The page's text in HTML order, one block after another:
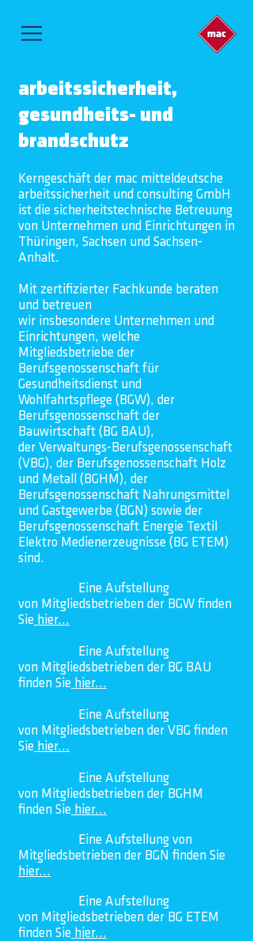
arbeitssicherheit,
gesundheits- und
brandschutz
Kerngeschäft der mac mitteldeutsche
arbeitssicherheit und consulting GmbH
ist die sicherheitstechnische Betreuung
von Unternehmen und Einrichtungen in
Thüringen, Sachsen und Sachsen-
Anhalt.
Mit zertifizierter Fachkunde beraten
und betreuen
wir insbesondere Unternehmen und
Einrichtungen, welche
Mitgliedsbetriebe der
Berufsgenossenschaft für
Gesundheitsdienst und
Wohlfahrtspflege (BGW), der
Berufsgenossenschaft der
Bauwirtschaft (BG BAU),
der Verwaltungs-Berufsgenossenschaft
(VBG), der Berufsgenossenschaft Holz
und Metall (BGHM), der
Berufsgenossenschaft Nahrungsmittel
und Gastgewerbe (BGN) sowie der
Berufsgenossenschaft Energie Textil
Elektro Medienerzeugnisse (BG ETEM)
sind.
Eine Aufstellung
von Mitgliedsbetrieben der BGW finden
Sie hier...
Eine Aufstellung
von Mitgliedsbetrieben der BG BAU
finden Sie hier...
Eine Aufstellung
von Mitgliedsbetrieben der VBG finden
Sie hier...
Eine Aufstellung
von Mitgliedsbetrieben der BGHM
finden Sie hier...
Eine Aufstellung von
Mitgliedsbetrieben der BGN finden Sie
hier...
Eine Aufstellung
von Mitgliedsbetrieben der BG ETEM
finden Sie hier...